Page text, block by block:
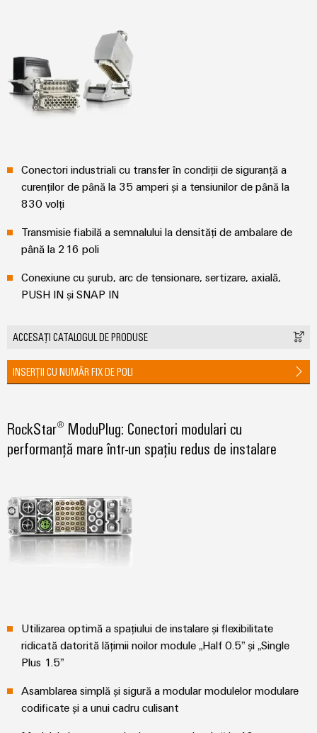
Producători
dispozitive
Soluții
inovatoare
de
Putere
tradițională
pentru
metode
de
producere
a
Stocarea
energiei
Soluții
și
Sisteme
de
stocare
(ESS)
Transmisie
și
Distribuție
rețelele
energetice
moderne
Tratarea
apei
dispozitive
Conectori
plug-
terminale
plug-
in
PCB
Servicii
conector
PCB
de
echipamente
originale
magistrale
Controlere
I/O
Ethernet
tactile
Instrumente
de
și
vizualizare
Weidmüller
Industrial
AI
Platforma
de
servicii
industriale
easyConnect
Conectori industriali cu transfer în condiții de siguranță a
curenților de până la 35 amperi și a tensiunilor de până la
830 volți
Transmisie fiabilă a semnalului la densități de ambalare de
până la 216 poli
Conexiune cu șurub, arc de tensionare, sertizare, axială,
PUSH IN și SNAP IN
ACCESAȚI CATALOGUL DE PRODUSE
INSERȚII CU NUMĂR FIX DE POLI
RockStar® ModuPlug: Conectori modulari cu
performanță mare într-un spațiu redus de instalare
Utilizarea optimă a spațiului de instalare și flexibilitate
ridicată datorită lățimii noilor module „Half 0.5” și „Single
Plus 1.5”
Asamblarea simplă și sigură a modular modulelor modulare
codificate și a unui cadru culisant